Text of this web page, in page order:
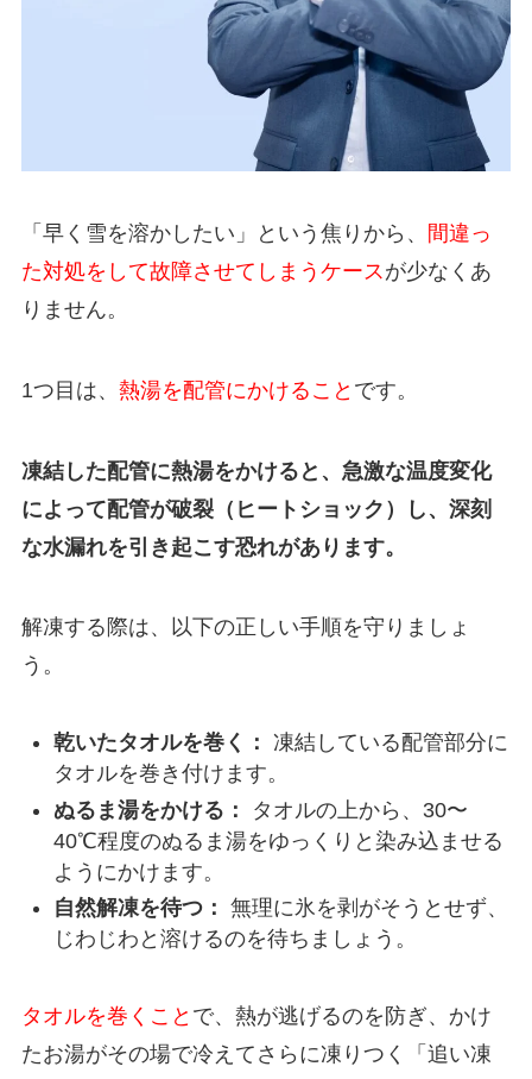
「早く雪を溶かしたい」という焦りから、
間違っ
た対処をして故障させてしまうケース が少なくあ
りません。
1つ目は、 熱湯を配管にかけること です。
凍結した配管に熱湯をかけると、急激な温度変化
によって配管が破裂（ヒートショック）し、深刻
な水漏れを引き起こす恐れがあります。
解凍する際は、以下の正しい手順を守りましょ
う。
乾いたタオルを巻く： 凍結している配管部分に
タオルを巻き付けます。
ぬるま湯をかける：
タオルの上から、30〜
40℃程度のぬるま湯をゆっくりと染み込ませる
ようにかけます。
自然解凍を待つ： 無理に氷を剥がそうとせず、
じわじわと溶けるのを待ちましょう。
タオルを巻くこと で、熱が逃げるのを防ぎ、かけ
たお湯がその場で冷えてさらに凍りつく「追い凍